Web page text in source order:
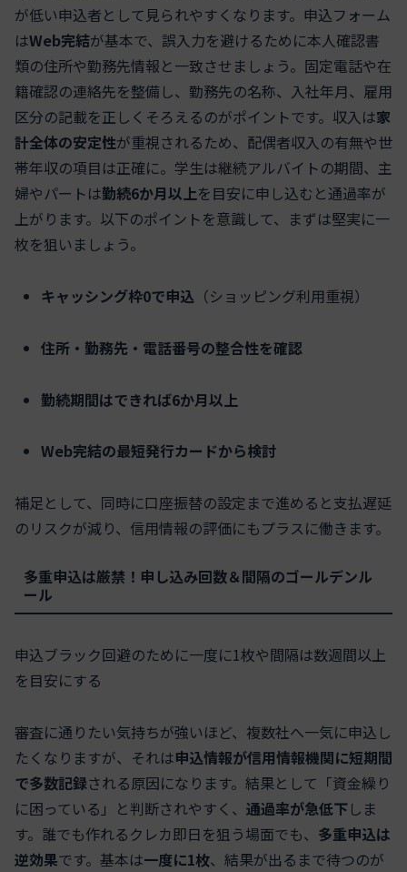
が低い申込者として見られやすくなります。申込フォーム
はWeb完結が基本で、誤入力を避けるために本人確認書
類の住所や勤務先情報と一致させましょう。固定電話や在
籍確認の連絡先を整備し、勤務先の名称、入社年月、雇用
区分の記載を正しくそろえるのがポイントです。収入は家
計全体の安定性が重視されるため、配偶者収入の有無や世
帯年収の項目は正確に。学生は継続アルバイトの期間、主
婦やパートは勤続6か月以上を目安に申し込むと通過率が
上がります。以下のポイントを意識して、まずは堅実に一
枚を狙いましょう。
キャッシング枠0で申込 （ショッピング利用重視）
住所・勤務先・電話番号の整合性を確認
勤続期間はできれば6か月以上
Web完結の最短発行カードから検討
補足として、同時に口座振替の設定まで進めると支払遅延
のリスクが減り、信用情報の評価にもプラスに働きます。
多重申込は厳禁！申し込み回数＆間隔のゴールデンル
ール
申込ブラック回避のために一度に1枚や間隔は数週間以上
を目安にする
審査に通りたい気持ちが強いほど、複数社へ一気に申込し
たくなりますが、それは申込情報が信用情報機関に短期間
で多数記録される原因になります。結果として「資金繰り
に困っている」と判断されやすく、 通過率が急低下しま
す。誰でも作れるクレカ即日を狙う場面でも、 多重申込は
逆効果です。基本は一度に1枚、結果が出るまで待つのが